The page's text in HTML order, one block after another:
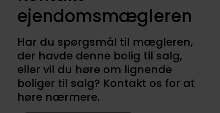
ejendomsmægleren
Har du spørgsmål til mægleren,
der havde denne bolig til salg,
eller vil du høre om lignende
boliger til salg? Kontakt os for at
høre nærmere.